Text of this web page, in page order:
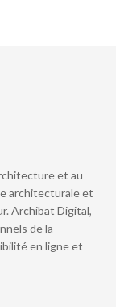
et au
architecturale et
Archibat Digital,
de la
en ligne et